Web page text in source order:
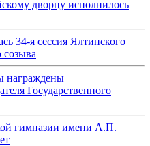
дворцу исполнилось
34-я сессия Ялтинского
созыва
награждены
Государственного
гимназии имени А.П.